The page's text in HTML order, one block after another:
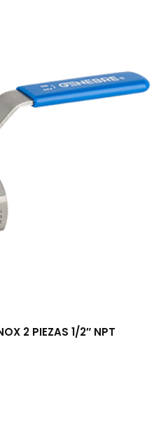
2 PIEZAS 1/2″ NPT